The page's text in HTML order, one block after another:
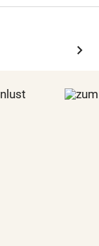
chevron_right